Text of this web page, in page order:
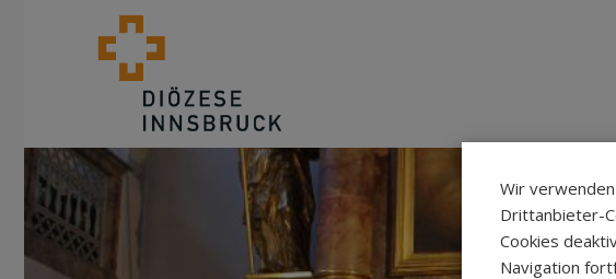
Wir
Drittanbieter-
Cookies
Navigation